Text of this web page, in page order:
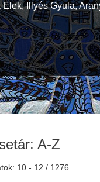
Illyés Gyula,
A-Z
10 - 12 / 1276